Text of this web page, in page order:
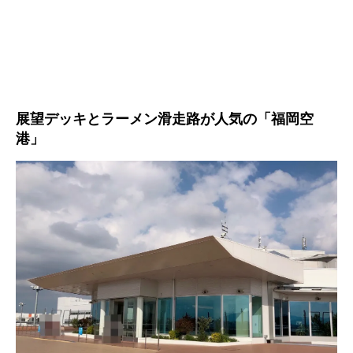
展望デッキとラーメン滑走路が人気の「福岡空
港」